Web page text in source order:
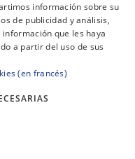
Suscribirse
BASQUE
FRENCH
información sobre su
de publicidad y análisis,
que les haya
a partir del uso de sus
(en francés)